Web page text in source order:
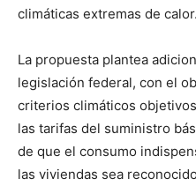
climáticas extremas de calor.
La propuesta plantea
legislación federal, con el
criterios climáticos
las tarifas del suministro
de que el consumo
las viviendas sea